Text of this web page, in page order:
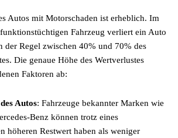
Autos mit Motorschaden ist erheblich. Im
Fahrzeug verliert ein Auto
der Regel zwischen 40% und 70% des
Die genaue Höhe des Wertverlustes
Faktoren ab:
Autos: Fahrzeuge bekannter Marken wie
Benz können trotz eines
höheren Restwert haben als weniger